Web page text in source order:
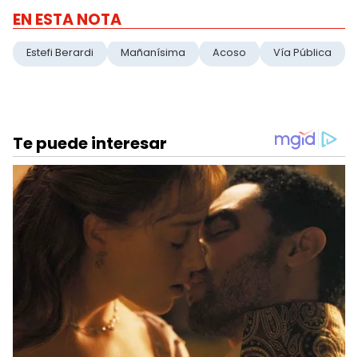
EN ESTA NOTA
Estefi Berardi Mañanísima Acoso Vía Pública